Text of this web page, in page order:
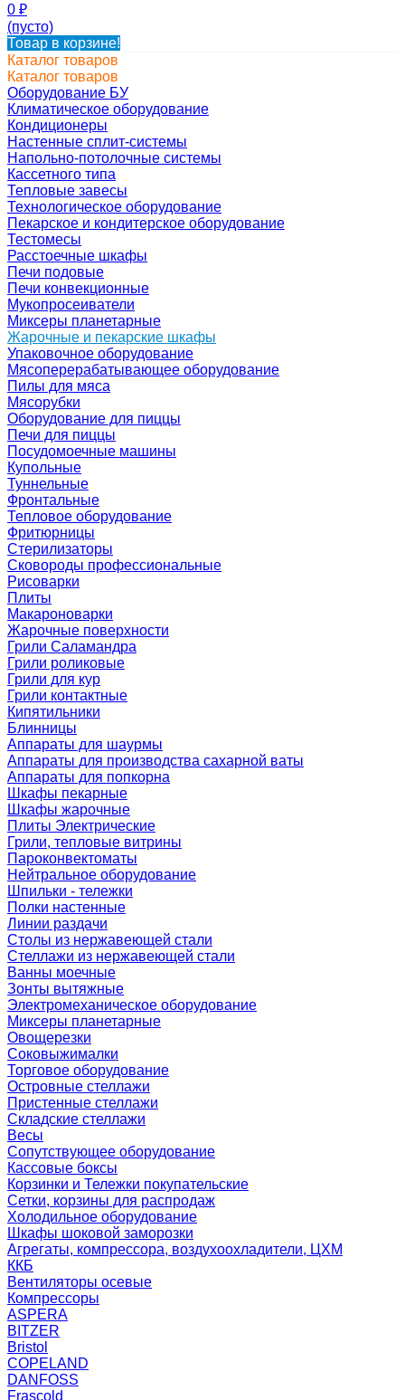
0 ₽
(пусто)
Товар в корзине!
Каталог товаров
Каталог товаров
Оборудование БУ
Климатическое оборудование
Кондиционеры
Настенные сплит-системы
Напольно-потолочные системы
Кассетного типа
Тепловые завесы
Технологическое оборудование
Пекарское и кондитерское оборудование
Тестомесы
Расстоечные шкафы
Печи подовые
Печи конвекционные
Мукопросеиватели
Миксеры планетарные
Жарочные и пекарские шкафы
Упаковочное оборудование
Мясоперерабатывающее оборудование
Пилы для мяса
Мясорубки
Оборудование для пиццы
Печи для пиццы
Посудомоечные машины
Купольные
Туннельные
Фронтальные
Тепловое оборудование
Фритюрницы
Стерилизаторы
Сковороды профессиональные
Рисоварки
Плиты
Макароноварки
Жарочные поверхности
Грили Саламандра
Грили роликовые
Грили для кур
Грили контактные
Кипятильники
Блинницы
Аппараты для шаурмы
Аппараты для производства сахарной ваты
Аппараты для попкорна
Шкафы пекарные
Шкафы жарочные
Плиты Электрические
Грили, тепловые витрины
Пароконвектоматы
Нейтральное оборудование
Шпильки - тележки
Полки настенные
Линии раздачи
Столы из нержавеющей стали
Стеллажи из нержавеющей стали
Ванны моечные
Зонты вытяжные
Электромеханическое оборудование
Миксеры планетарные
Овощерезки
Соковыжималки
Торговое оборудование
Островные стеллажи
Пристенные стеллажи
Складские стеллажи
Весы
Сопутствующее оборудование
Кассовые боксы
Корзинки и Тележки покупательские
Сетки, корзины для распродаж
Холодильное оборудование
Шкафы шоковой заморозки
Агрегаты, компрессора, воздухоохладители, ЦХМ
ККБ
Вентиляторы осевые
Компрессоры
ASPERA
BITZER
Bristol
COPELAND
DANFOSS
Frascold